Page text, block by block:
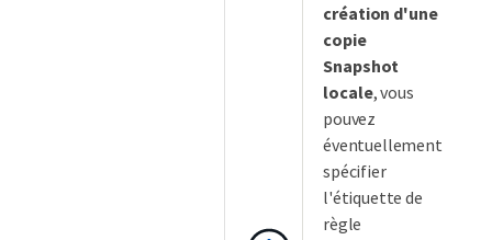
création d'une
copie
Snapshot
locale, vous
pouvez
éventuellement
spécifier
l'étiquette de
règle